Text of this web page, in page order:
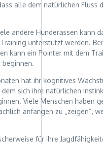
alle dem natürlichen Fluss
andere Hunderassen kann
unterstützt werden.
kann ein Pointer mit dem
beginnen.
hat ihr kognitives
sich ihre natürlichen
Viele Menschen haben
anfangen zu „zeigen“,
für ihre